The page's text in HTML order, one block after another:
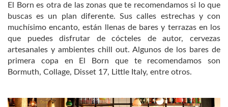
El Born es otra de las zonas que te recomendamos si lo que
buscas es un plan diferente. Sus calles estrechas y con
muchísimo encanto, están llenas de bares y terrazas en los
que puedes disfrutar de cócteles de autor, cervezas
artesanales y ambientes chill out. Algunos de los bares de
primera copa en El Born que te recomendamos son
Bormuth, Collage, Disset 17, Little Italy, entre otros.